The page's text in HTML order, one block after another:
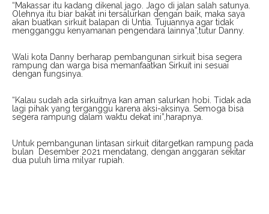
“Makassar itu kadang dikenal jago. Jago di jalan salah satunya.
Olehnya itu biar bakat ini tersalurkan dengan baik, maka saya
akan buatkan sirkuit balapan di Untia. Tujuannya agar tidak
mengganggu kenyamanan pengendara lainnya”,tutur Danny.
Wali kota Danny berharap pembangunan sirkuit bisa segera
rampung dan warga bisa memanfaatkan Sirkuit ini sesuai
dengan fungsinya.
“Kalau sudah ada sirkuitnya kan aman salurkan hobi. Tidak ada
lagi pihak yang terganggu karena aksi-aksinya. Semoga bisa
segera rampung dalam waktu dekat ini”,harapnya.
Untuk pembangunan lintasan sirkuit ditargetkan rampung pada
bulan Desember 2021 mendatang, dengan anggaran sekitar
dua puluh lima milyar rupiah.